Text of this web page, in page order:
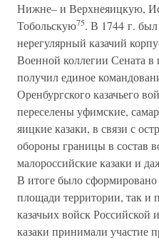
Нижне– и Верхнеяицкую,
Тобольскую75. В 1744 г.
нерегулярный казачий
Военной коллегии Сената
получил единое
Оренбургского казачьего
переселены уфимские,
яицкие казаки, в связи с
обороны границы в состав
малороссийские казаки и
В итоге было
площади территории, так и
казачьих войск
казаки принимали участие